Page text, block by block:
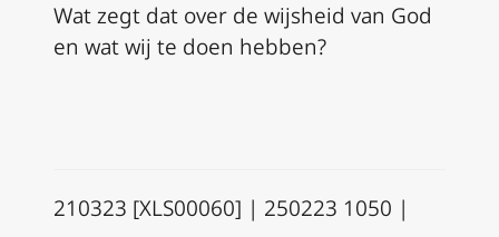
Wat zegt dat over de wijsheid van God
en wat wij te doen hebben?
210323 [XLS00060] | 250223 1050 |